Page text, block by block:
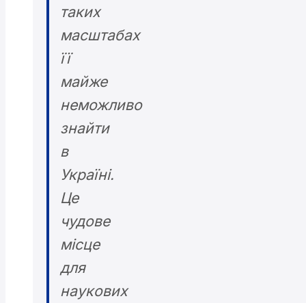
таких
масштабах
її
майже
неможливо
знайти
в
Україні.
Це
чудове
місце
для
наукових